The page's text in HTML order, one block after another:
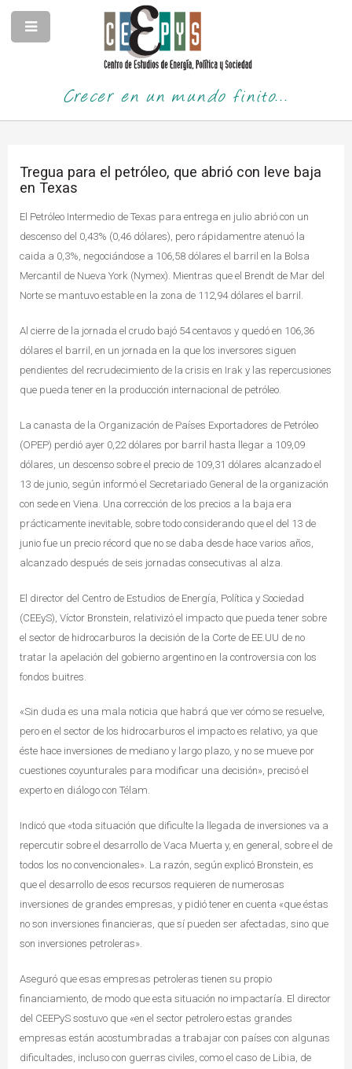
Crecer en un mundo finito...
Tregua para el petróleo, que abrió con leve baja
en Texas
El Petróleo Intermedio de Texas para entrega en julio abrió con un
descenso del 0,43% (0,46 dólares), pero rápidamentre atenuó la
caida a 0,3%, negociándose a 106,58 dólares el barril en la Bolsa
Mercantil de Nueva York (Nymex). Mientras que el Brendt de Mar del
Norte se mantuvo estable en la zona de 112,94 dólares el barril.
Al cierre de la jornada el crudo bajó 54 centavos y quedó en 106,36
dólares el barril, en un jornada en la que los inversores siguen
pendientes del recrudecimiento de la crisis en Irak y las repercusiones
que pueda tener en la producción internacional de petróleo.
La canasta de la Organización de Países Exportadores de Petróleo
(OPEP) perdió ayer 0,22 dólares por barril hasta llegar a 109,09
dólares, un descenso sobre el precio de 109,31 dólares alcanzado el
13 de junio, según informó el Secretariado General de la organización
con sede en Viena. Una corrección de los precios a la baja era
prácticamente inevitable, sobre todo considerando que el del 13 de
junio fue un precio récord que no se daba desde hace varios años,
alcanzado después de seis jornadas consecutivas al alza.
El director del Centro de Estudios de Energí­a, Polí­tica y Sociedad
(CEEyS), Víctor Bronstein, relativizó el impacto que pueda tener sobre
el sector de hidrocarburos la decisión de la Corte de EE.UU de no
tratar la apelación del gobierno argentino en la controversia con los
fondos buitres.
«Sin duda es una mala noticia que habrá que ver cómo se resuelve,
pero en el sector de los hidrocarburos el impacto es relativo, ya que
éste hace inversiones de mediano y largo plazo, y no se mueve por
cuestiones coyunturales para modificar una decisión», precisó el
experto en diálogo con Télam.
Indicó que «toda situación que dificulte la llegada de inversiones va a
repercutir sobre el desarrollo de Vaca Muerta y, en general, sobre el de
todos los no convencionales». La razón, según explicó Bronstein, es
que el desarrollo de esos recursos requieren de numerosas
inversiones de grandes empresas, y pidió tener en cuenta «que éstas
no son inversiones financieras, que sí pueden ser afectadas, sino que
son inversiones petroleras».
Aseguró que esas empresas petroleras tienen su propio
financiamiento, de modo que esta situación no impactaría. El director
del CEEPyS sostuvo que «en el sector petrolero estas grandes
empresas están acostumbradas a trabajar con países con algunas
dificultades, incluso con guerras civiles, como el caso de Libia, de